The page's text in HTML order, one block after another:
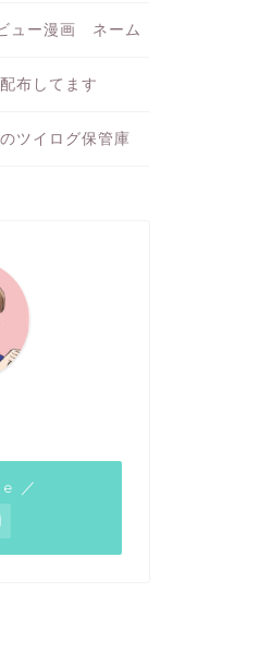
悪感を感じ
服とその
ュー漫画 ネーム
布してます
ツイログ保管庫
／